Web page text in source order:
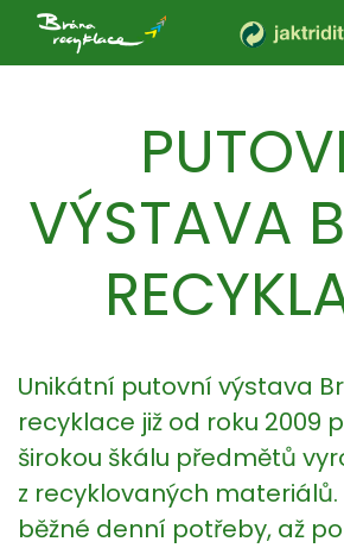
VÝSTAVA
Unikátní putovní výstava
recyklace již od roku 2009
širokou škálu předmětů
z recyklovaných
běžné denní potřeby, až